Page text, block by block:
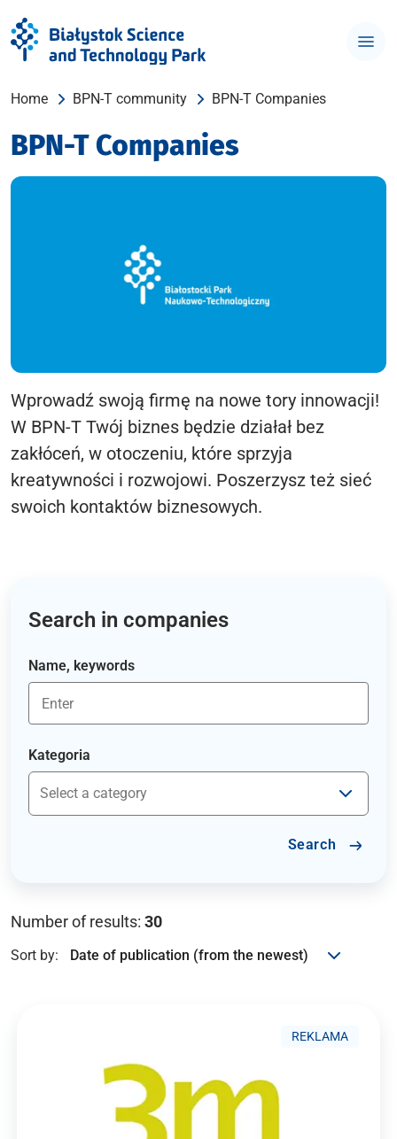
Home BPN-T community BPN-T Companies
BPN-T Companies
Wprowadź swoją firmę na nowe tory innowacji!
W BPN-T Twój biznes będzie działał bez
zakłóceń, w otoczeniu, które sprzyja
kreatywności i rozwojowi. Poszerzysz też sieć
swoich kontaktów biznesowych.
Search in companies
Name, keywords
Kategoria
Search
Number of results: 30
Sort by:
REKLAMA